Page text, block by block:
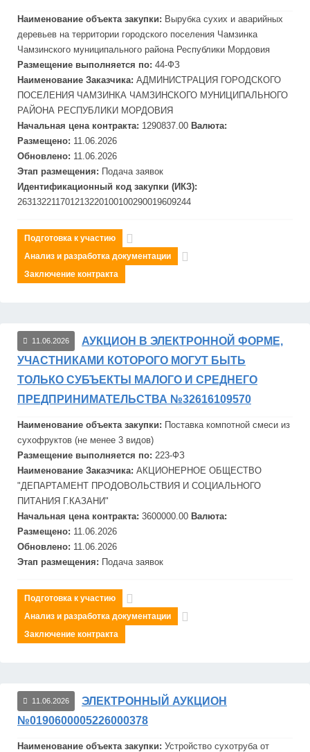
Наименование объекта закупки: Вырубка сухих и аварийных
деревьев на территории городского поселения Чамзинка
Чамзинского муниципального района Республики Мордовия
Размещение выполняется по: 44-ФЗ
Наименование Заказчика: АДМИНИСТРАЦИЯ ГОРОДСКОГО
ПОСЕЛЕНИЯ ЧАМЗИНКА ЧАМЗИНСКОГО МУНИЦИПАЛЬНОГО
РАЙОНА РЕСПУБЛИКИ МОРДОВИЯ
Начальная цена контракта: 1290837.00 Валюта:
Размещено: 11.06.2026
Обновлено: 11.06.2026
Этап размещения: Подача заявок
Идентификационный код закупки (ИКЗ):
263132211701213220100100290019609244
Подготовка к участию
Анализ и разработка документации
Заключение контракта
11.06.2026
АУКЦИОН В ЭЛЕКТРОННОЙ ФОРМЕ,
УЧАСТНИКАМИ КОТОРОГО МОГУТ БЫТЬ
ТОЛЬКО СУБЪЕКТЫ МАЛОГО И СРЕДНЕГО
ПРЕДПРИНИМАТЕЛЬСТВА №32616109570
Наименование объекта закупки: Поставка компотной смеси из
сухофруктов (не менее 3 видов)
Размещение выполняется по: 223-ФЗ
Наименование Заказчика: АКЦИОНЕРНОЕ ОБЩЕСТВО
"ДЕПАРТАМЕНТ ПРОДОВОЛЬСТВИЯ И СОЦИАЛЬНОГО
ПИТАНИЯ Г.КАЗАНИ"
Начальная цена контракта: 3600000.00 Валюта:
Размещено: 11.06.2026
Обновлено: 11.06.2026
Этап размещения: Подача заявок
Подготовка к участию
Анализ и разработка документации
Заключение контракта
11.06.2026
ЭЛЕКТРОННЫЙ АУКЦИОН
№0190600005226000378
Наименование объекта закупки: Устройство сухотруба от